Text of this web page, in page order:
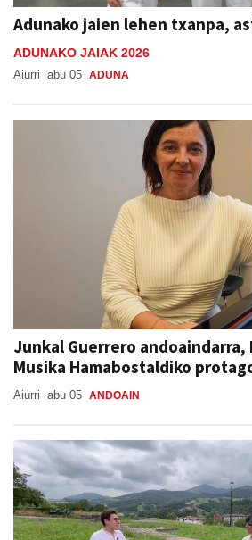
Adunako jaien lehen txanpa,
ADUNAKO JAIAK 2026
Aiurri abu 05 ADUNA
Junkal Guerrero andoaindarra,
Musika Hamabostaldiko
Aiurri abu 05 ANDOAIN